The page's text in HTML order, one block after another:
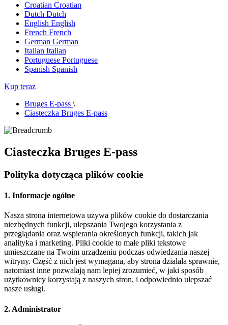
Croatian Croatian
Dutch Dutch
English English
French French
German German
Italian Italian
Portuguese Portuguese
Spanish Spanish
Kup teraz
Bruges E-pass \
Ciasteczka Bruges E-pass
Ciasteczka Bruges E-pass
Polityka dotycząca plików cookie
1. Informacje ogólne
Nasza strona internetowa używa plików cookie do dostarczania
niezbędnych funkcji, ulepszania Twojego korzystania z
przeglądania oraz wspierania określonych funkcji, takich jak
analityka i marketing. Pliki cookie to małe pliki tekstowe
umieszczane na Twoim urządzeniu podczas odwiedzania naszej
witryny. Część z nich jest wymagana, aby strona działała sprawnie,
natomiast inne pozwalają nam lepiej zrozumieć, w jaki sposób
użytkownicy korzystają z naszych stron, i odpowiednio ulepszać
nasze usługi.
2. Administrator